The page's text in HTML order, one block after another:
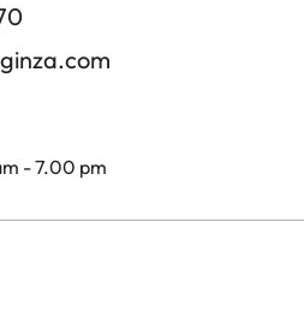
- 7.00 pm